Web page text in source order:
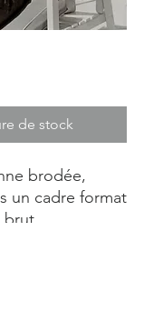
de stock
brodée,
un cadre format
brut